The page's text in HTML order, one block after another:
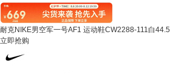
耐克NIKE男空军一号AF1 运动鞋CW2288-111白44.5
立即抢购